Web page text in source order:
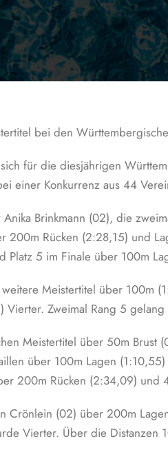
bei den
für die diesjährigen
einer Konkurrenz aus 44
Anika Brinkmann (02), die
200m Rücken (2:28,15) und
5 im Finale über 100m
Meistertitel über 100m
Vierter. Zweimal Rang 5
Meistertitel über 50m
über 100m Lagen
200m Rücken (2:34,09) und
Crönlein (02) über 200m
Vierter. Über die